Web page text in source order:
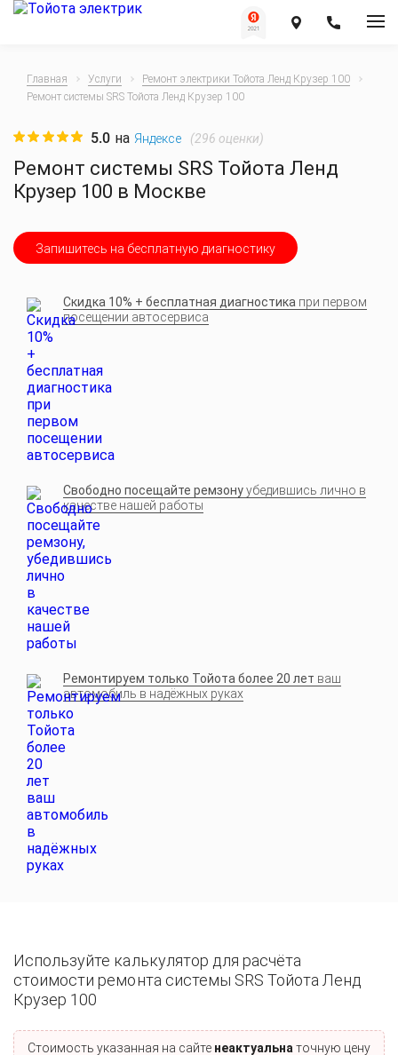
Главная Услуги
Ремонт электрики Тойота Ленд Крузер 100
Ремонт системы SRS Тойота Ленд Крузер 100
Ремонт системы SRS Тойота Ленд
Крузер 100 в Москве
5.0 на Яндексе (296 оценки)
Запишитесь на бесплатную диагностику
Скидка 10% + бесплатная диагностика при первом
посещении автосервиса
Свободно посещайте ремзонуубедившись лично в
качестве нашей работы
Ремонтируем только Тойота более 20 лет ваш
автомобиль в надёжных руках
Используйте калькулятор для расчёта
стоимости ремонта системы SRS Тойота Ленд
Крузер 100
Стоимость указанная на сайте неактуальна точную цену